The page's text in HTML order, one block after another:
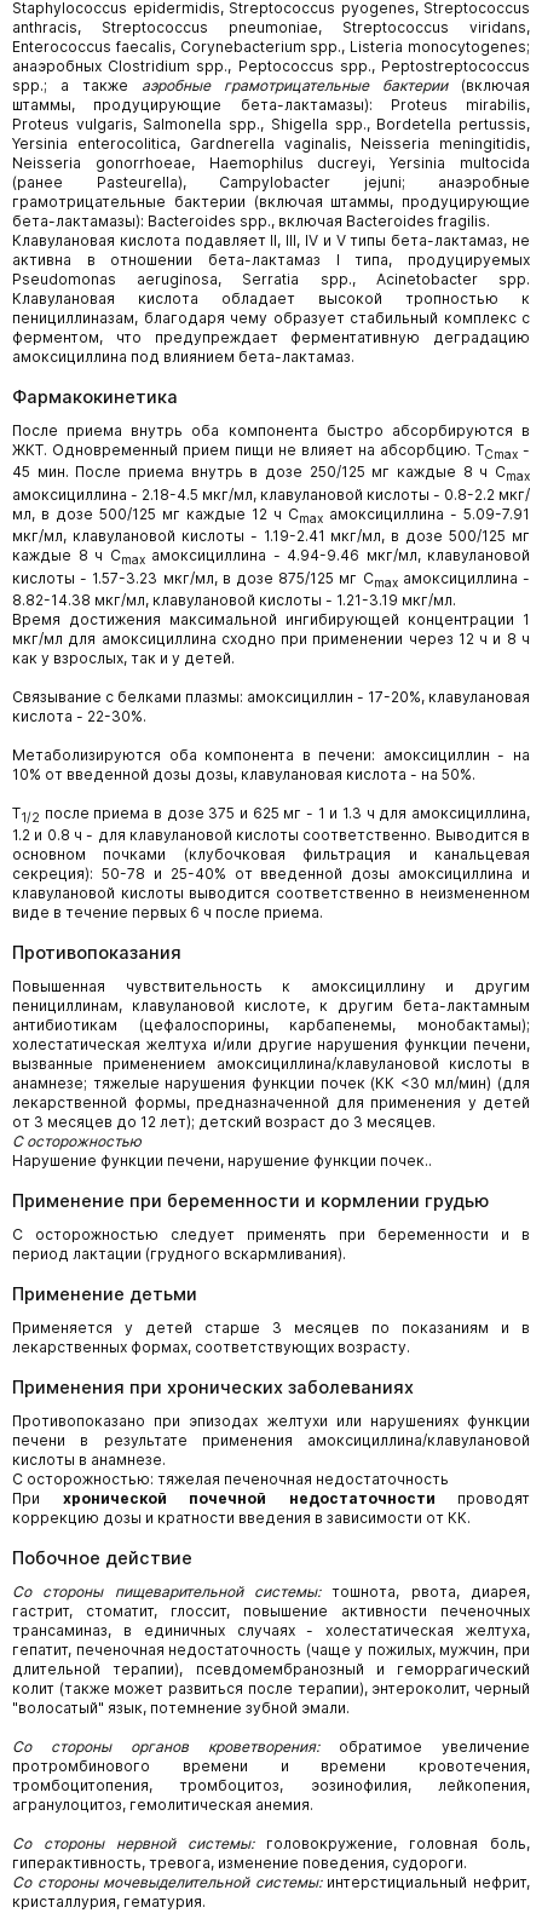
Staphylococcus epidermidis, Streptococcus pyogenes, Streptococcus
anthracis, Streptococcus pneumoniae, Streptococcus viridans,
Enterococcus faecalis, Corynebacterium spp., Listeria monocytogenes;
анаэробных Clostridium spp., Peptococcus spp., Peptostreptococcus
spp.; а также аэробные грамотрицательные бактерии(включая
штаммы, продуцирующие бета-лактамазы): Proteus mirabilis,
Proteus vulgaris, Salmonella spp., Shigella spp., Bordetella pertussis,
Yersinia enterocolitica, Gardnerella vaginalis, Neisseria meningitidis,
Neisseria gonorrhoeae, Haemophilus ducreyi, Yersinia multocida
(ранее Pasteurella), Campylobacter jejuni; анаэробные
грамотрицательные бактерии (включая штаммы, продуцирующие
бета-лактамазы): Bacteroides spp., включая Bacteroides fragilis.
Клавулановая кислота подавляет II, III, IV и V типы бета-лактамаз, не
активна в отношении бета-лактамаз I типа, продуцируемых
Pseudomonas aeruginosa, Serratia spp., Acinetobacter spp.
Клавулановая кислота обладает высокой тропностью к
пенициллиназам, благодаря чему образует стабильный комплекс с
ферментом, что предупреждает ферментативную деградацию
амоксициллина под влиянием бета-лактамаз.
Фармакокинетика
После приема внутрь оба компонента быстро абсорбируются в
ЖКТ. Одновременный прием пищи не влияет на абсорбцию. TCmax -
45 мин. После приема внутрь в дозе 250/125 мг каждые 8 ч Cmax
амоксициллина - 2.18-4.5 мкг/мл, клавулановой кислоты - 0.8-2.2 мкг/
мл, в дозе 500/125 мг каждые 12 ч Cmax амоксициллина - 5.09-7.91
мкг/мл, клавулановой кислоты - 1.19-2.41 мкг/мл, в дозе 500/125 мг
каждые 8 ч Cmaxамоксициллина - 4.94-9.46 мкг/мл, клавулановой
кислоты - 1.57-3.23 мкг/мл, в дозе 875/125 мг Cmaxамоксициллина -
8.82-14.38 мкг/мл, клавулановой кислоты - 1.21-3.19 мкг/мл.
Время достижения максимальной ингибирующей концентрации 1
мкг/мл для амоксициллина сходно при применении через 12 ч и 8 ч
как у взрослых, так и у детей.
Связывание с белками плазмы: амоксициллин - 17-20%, клавулановая
кислота - 22-30%.
Метаболизируются оба компонента в печени: амоксициллин - на
10% от введенной дозы дозы, клавулановая кислота - на 50%.
T1/2 после приема в дозе 375 и 625 мг - 1 и 1.3 ч для амоксициллина,
1.2 и 0.8 ч - для клавулановой кислоты соответственно. Выводится в
основном почками (клубочковая фильтрация и канальцевая
секреция): 50-78 и 25-40% от введенной дозы амоксициллина и
клавулановой кислоты выводится соответственно в неизмененном
виде в течение первых 6 ч после приема.
Противопоказания
Повышенная чувствительность к амоксициллину и другим
пенициллинам, клавулановой кислоте, к другим бета-лактамным
антибиотикам (цефалоспорины, карбапенемы, монобактамы);
холестатическая желтуха и/или другие нарушения функции печени,
вызванные применением амоксициллина/клавулановой кислоты в
анамнезе; тяжелые нарушения функции почек (КК <30 мл/мин) (для
лекарственной формы, предназначенной для применения у детей
от 3 месяцев до 12 лет); детский возраст до 3 месяцев.
С осторожностью
Нарушение функции печени, нарушение функции почек..
Применение при беременности и кормлении грудью
С осторожностью следует применять при беременности и в
период лактации (грудного вскармливания).
Применение детьми
Применяется у детей старше 3 месяцев по показаниям и в
лекарственных формах, соответствующих возрасту.
Применения при хронических заболеваниях
Противопоказано при эпизодах желтухи или нарушениях функции
печени в результате применения амоксициллина/клавулановой
кислоты в анамнезе.
С осторожностью: тяжелая печеночная недостаточность
При хронической почечной недостаточности проводят
коррекцию дозы и кратности введения в зависимости от КК.
Побочное действие
Со стороны пищеварительной системы:тошнота, рвота, диарея,
гастрит, стоматит, глоссит, повышение активности печеночных
трансаминаз, в единичных случаях - холестатическая желтуха,
гепатит, печеночная недостаточность (чаще у пожилых, мужчин, при
длительной терапии), псевдомембранозный и геморрагический
колит (также может развиться после терапии), энтероколит, черный
"волосатый" язык, потемнение зубной эмали.
Со стороны органов кроветворения:обратимое увеличение
протромбинового времени и времени кровотечения,
тромбоцитопения, тромбоцитоз, эозинофилия, лейкопения,
агранулоцитоз, гемолитическая анемия.
Со стороны нервной системы:головокружение, головная боль,
гиперактивность, тревога, изменение поведения, судороги.
Со стороны мочевыделительной системы:интерстициальный нефрит,
кристаллурия, гематурия.